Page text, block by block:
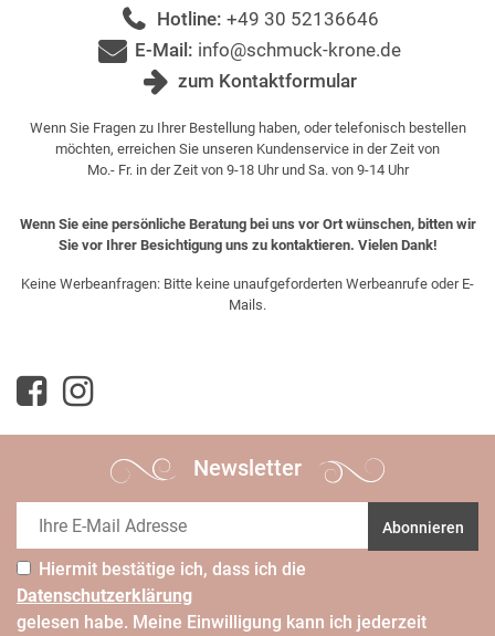
Hotline: +49 30 52136646
E-Mail: info@schmuck-krone.de
zum Kontaktformular
Wenn Sie Fragen zu Ihrer Bestellung haben, oder telefonisch bestellen
möchten, erreichen Sie unseren Kundenservice in der Zeit von
Mo.- Fr. in der Zeit von 9-18 Uhr und Sa. von 9-14 Uhr
Wenn Sie eine persönliche Beratung bei uns vor Ort wünschen, bitten wir
Sie vor Ihrer Besichtigung uns zu kontaktieren. Vielen Dank!
Keine Werbeanfragen: Bitte keine unaufgeforderten Werbeanrufe oder E-
Mails.
Newsletter
Abonnieren
Hiermit bestätige ich, dass ich die
Daten­schutz­erklärung
gelesen habe. Meine Einwilligung kann ich jederzeit